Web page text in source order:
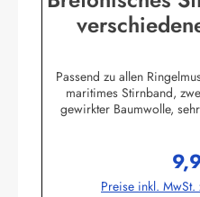
Passend zu allen
maritimes Stirnband,
gewirkter Baumwolle,
Preise inkl. MwSt.